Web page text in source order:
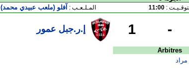
:
11:00 المـلـعـب : آفلو (ملعب عبيدي محمد)
-
1 إ.ر.جبل عمور
Arbitres
مراد